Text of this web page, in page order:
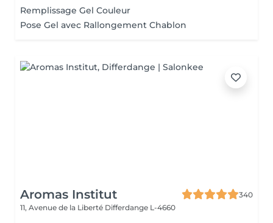
Remplissage Gel Couleur
Pose Gel avec Rallongement Chablon
Aromas Institut
340
11, Avenue de la Liberté Differdange L-4660